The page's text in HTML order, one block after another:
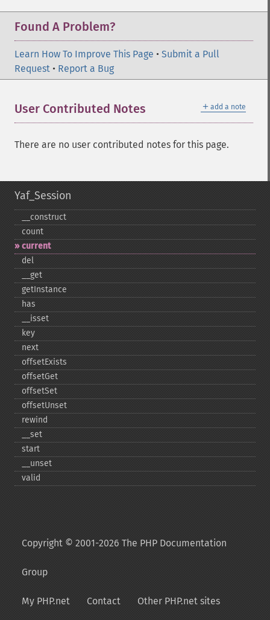
Found A Problem?
Learn How To Improve This Page • Submit a Pull
Request • Report a Bug
＋ add a note
User Contributed Notes
There are no user contributed notes for this page.
Yaf_Session
_​_​construct
count
current
del
_​_​get
getInstance
has
_​_​isset
key
next
offsetExists
offsetGet
offsetSet
offsetUnset
rewind
_​_​set
start
_​_​unset
valid
Copyright © 2001-2026 The PHP Documentation
Group
My PHP.net Contact Other PHP.net sites